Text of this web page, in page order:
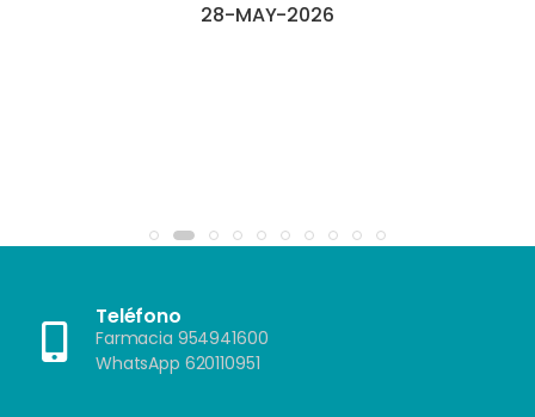
28-MAY-2026
Teléfono
Farmacia 954941600
WhatsApp 620110951